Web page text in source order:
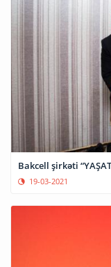
Bakcell şirkəti
19-03-2021